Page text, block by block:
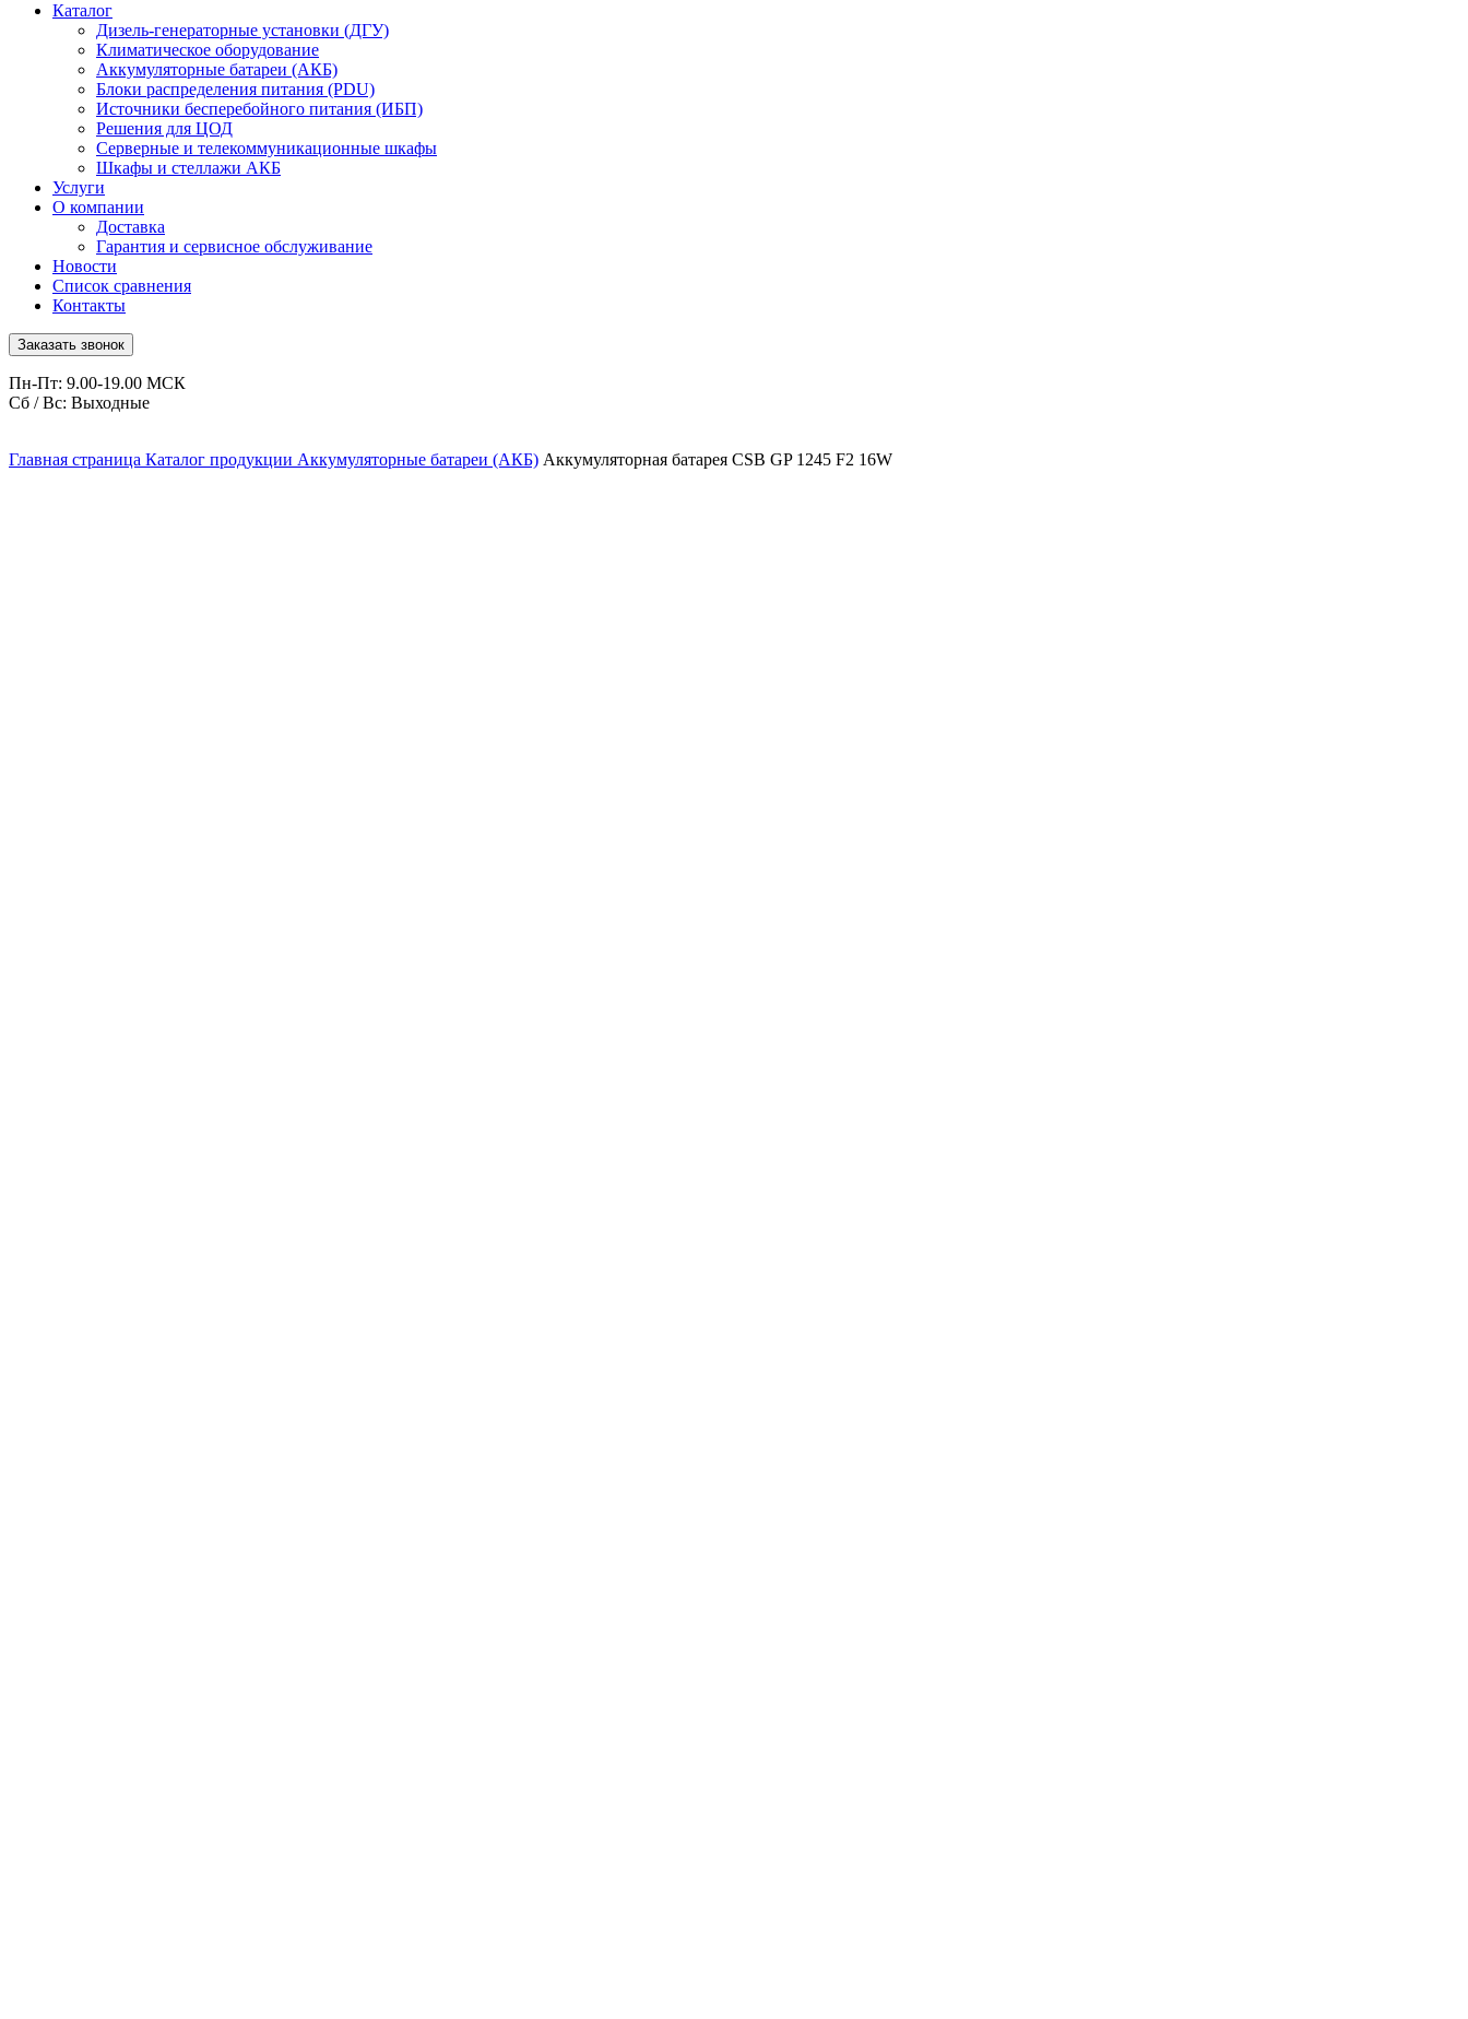
Каталог
Дизель-генераторные установки (ДГУ)
Климатическое оборудование
Аккумуляторные батареи (АКБ)
Блоки распределения питания (PDU)
Источники бесперебойного питания (ИБП)
Решения для ЦОД
Серверные и телекоммуникационные шкафы
Шкафы и стеллажи АКБ
Услуги
О компании
Доставка
Гарантия и сервисное обслуживание
Новости
Список сравнения
Контакты
Заказать звонок
Пн-Пт: 9.00-19.00 МСК
Сб / Вс: Выходные
Главная страница Каталог продукции Аккумуляторные батареи (АКБ) Аккумуляторная батарея CSB GP 1245 F2 16W